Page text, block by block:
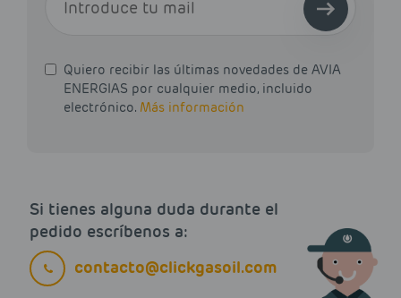
Quiero recibir las últimas novedades de AVIA
ENERGIAS por cualquier medio, incluido
electrónico. Más información
Si tienes alguna duda durante el
pedido escríbenos a:
contacto@clickgasoil.com